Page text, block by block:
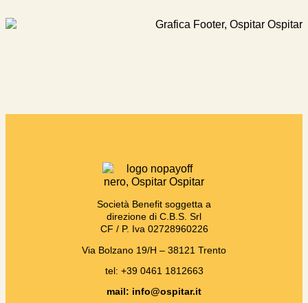
Società Benefit soggetta a
direzione di C.B.S. Srl
CF / P. Iva 02728960226
Via Bolzano 19/H – 38121 Trento
tel: +39 0461 1812663
mail: info@ospitar.it